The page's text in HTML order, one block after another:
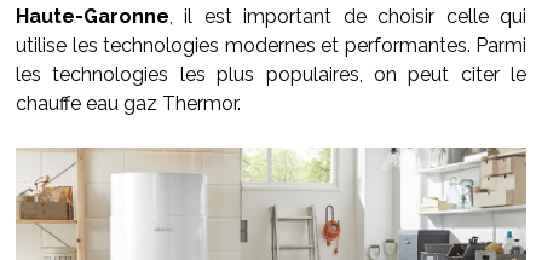
Haute-Garonne, il est important de choisir celle qui
utilise les technologies modernes et performantes. Parmi
les technologies les plus populaires, on peut citer le
chauffe eau gaz Thermor.